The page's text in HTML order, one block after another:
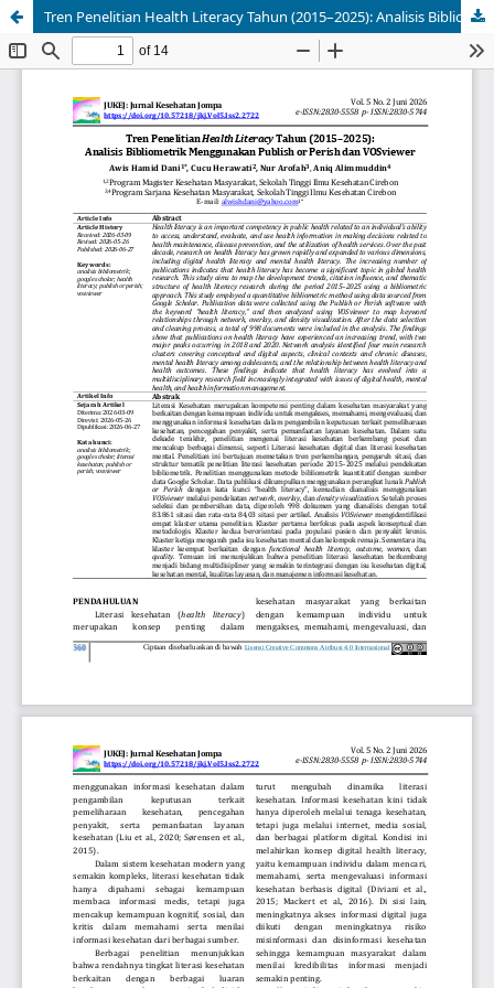
Tren Penelitian Health Literacy Tahun (2015–2025): Analisis Bibliometrik Menggunakan Publish or Perish dan VOSviewer